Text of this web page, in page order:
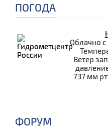
ПОГОДА
Облачно с
Ветер
737 мм
ФОРУМ